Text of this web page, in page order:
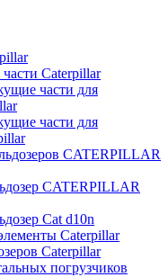
Caterpillar
части для
части для
CATERPILLAR
CATERPILLAR
Сat d10n
Caterpillar
Caterpillar
погрузчиков